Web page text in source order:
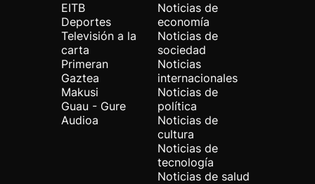
EITB
Deportes
Televisión a la
carta
Primeran
Gaztea
Makusi
Guau - Gure
Audioa
Noticias de
economía
Noticias de
sociedad
Noticias
internacionales
Noticias de
política
Noticias de
cultura
Noticias de
tecnología
Noticias de salud